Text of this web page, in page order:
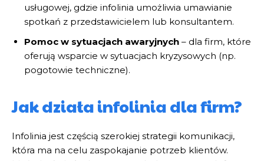
usługowej, gdzie infolinia umożliwia umawianie
spotkań z przedstawicielem lub konsultantem.
Pomoc w sytuacjach awaryjnych – dla firm, które
oferują wsparcie w sytuacjach kryzysowych (np.
pogotowie techniczne).
Jak działa infolinia dla firm?
Infolinia jest częścią szerokiej strategii komunikacji,
która ma na celu zaspokajanie potrzeb klientów.